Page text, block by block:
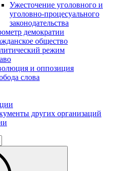
Ужесточение уголовного и
уголовно-процесуального
законодательства
демократии
общество
режим
и оппозиция
слова
других организаций